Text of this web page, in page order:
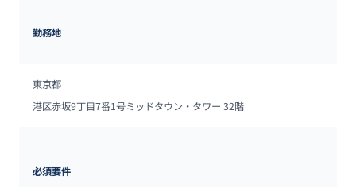
勤務地
東京都
港区赤坂9丁目7番1号ミッドタウン・タワー 32階
必須要件